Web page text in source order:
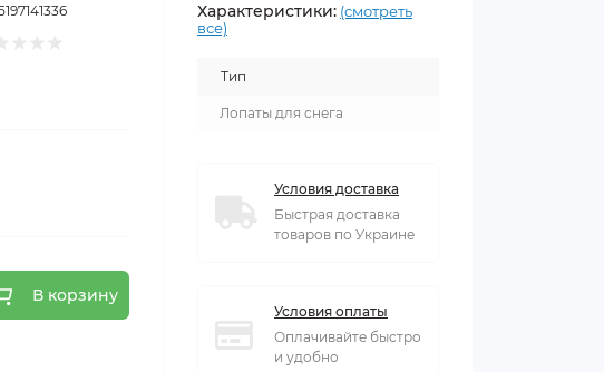
В корзину
Характеристики: (смотреть
все)
Тип
Лопаты для снега
Условия доставка
Быстрая доставка
товаров по Украине
Условия оплаты
Оплачивайте быстро
и удобно